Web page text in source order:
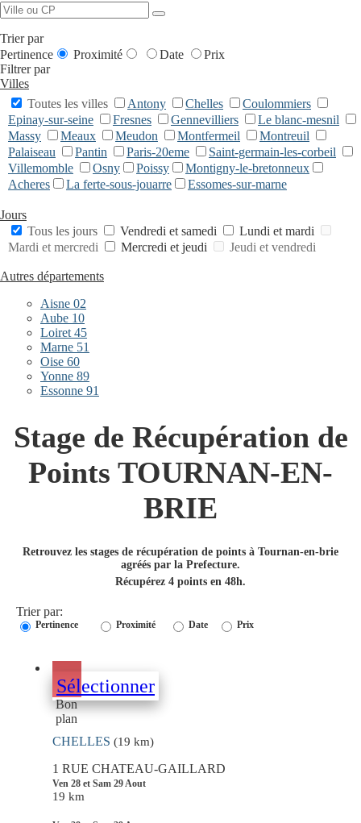
Trier par
Pertinence
Proximité Date
Prix
Filtrer par
Villes
Toutes les villes
Antony Chelles
Coulommiers
Epinay-sur-seine
Fresnes Gennevilliers
Le blanc-mesnil
Massy
Meaux Meudon Montfermeil
Montreuil
Palaiseau
Pantin Paris-20eme
Saint-germain-les-corbeil
Villemomble
Osny Poissy
Montigny-le-bretonneux
Acheres
La ferte-sous-jouarre Essomes-sur-marne
Jours
Tous les jours
Vendredi et samedi
Lundi et mardi
Mardi et mercredi
Mercredi et jeudi Jeudi et vendredi
Autres départements
Aisne 02
Aube 10
Loiret 45
Marne 51
Oise 60
Yonne 89
Essonne 91
Stage de Récupération de
Points TOURNAN-EN-
BRIE
Retrouvez les stages de récupération de points à Tournan-en-brie
agréés par la Prefecture.
Récupérez 4 points en 48h.
Trier par:
Pertinence Proximité Date Prix
Sélectionner
Bon
plan
CHELLES (19 km)
1 RUE CHATEAU-GAILLARD
Ven 28 et Sam 29 Aout
19 km